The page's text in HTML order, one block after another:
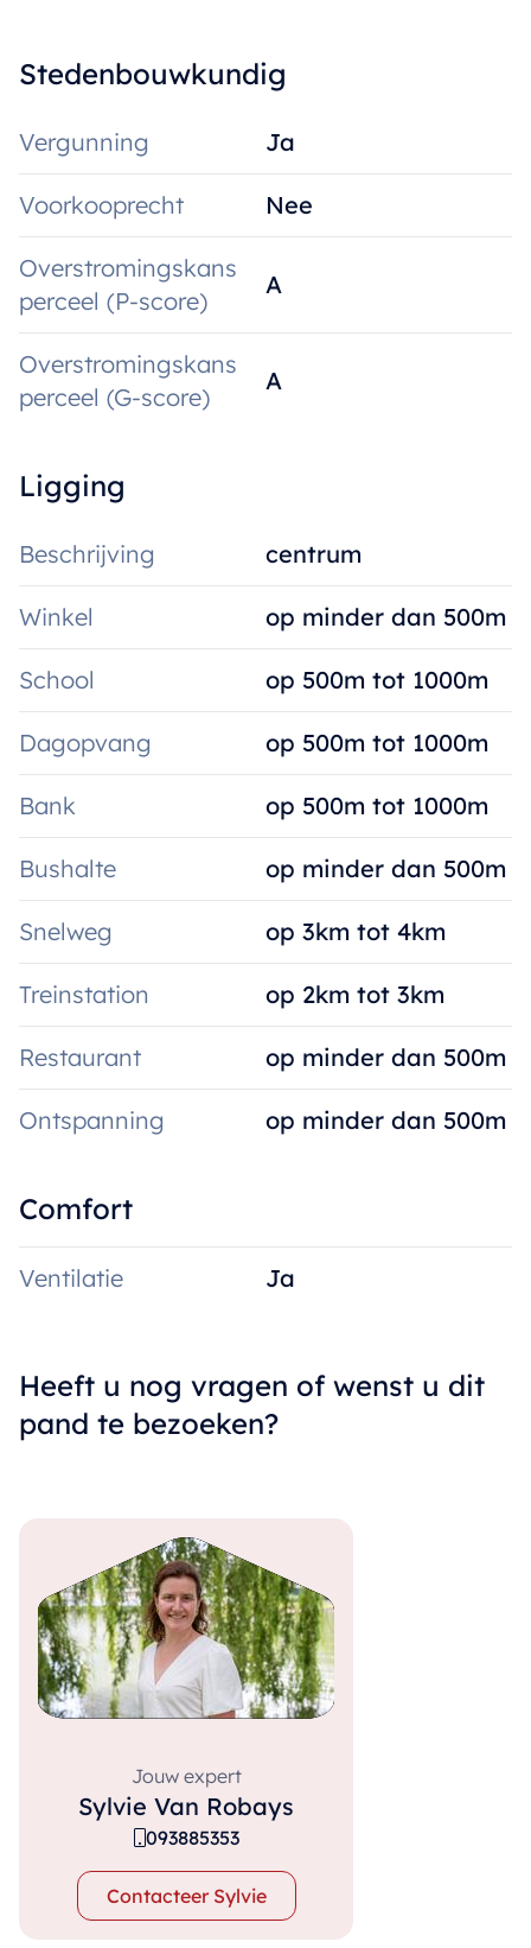
Stedenbouwkundig
Vergunning Ja
Voorkooprecht Nee
Overstromingskans
perceel (P-score)
A
Overstromingskans
perceel (G-score)
A
Ligging
Beschrijving centrum
Winkel op minder dan 500m
School op 500m tot 1000m
Dagopvang op 500m tot 1000m
Bank op 500m tot 1000m
Bushalte op minder dan 500m
Snelweg op 3km tot 4km
Treinstation op 2km tot 3km
Restaurant op minder dan 500m
Ontspanning op minder dan 500m
Comfort
Ventilatie Ja
Heeft u nog vragen of wenst u dit
pand te bezoeken?
Jouw expert
Sylvie Van Robays
093885353
Contacteer Sylvie